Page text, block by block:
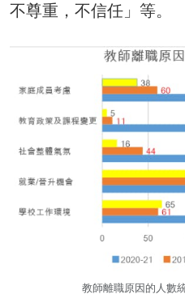
不尊重，不信任」等。
教師離職原因的人數